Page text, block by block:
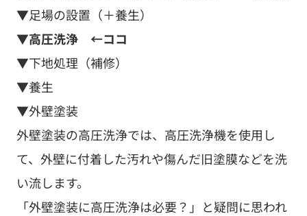
▼足場の設置（＋養生）
▼高圧洗浄 ←ココ
▼下地処理（補修）
▼養生
▼外壁塗装
外壁塗装の高圧洗浄では、高圧洗浄機を使用し
て、外壁に付着した汚れや傷んだ旧塗膜などを洗
い流します。
「外壁塗装に高圧洗浄は必要？」と疑問に思われ